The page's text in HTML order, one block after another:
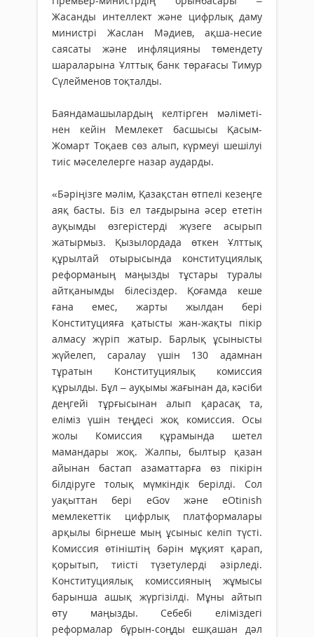
Жасанды интеллект және цифрлық даму
министрі Жаслан Мәдиев, ақша-несие
саясаты және инфляцияны төмендету
шараларына Ұлттық банк төрағасы Тимур
Сүлейменов тоқталды.
Баяндамашылардың келтірген мәлі­меті­
нен кейін Мемлекет басшысы Қасым-
Жомарт Тоқаев сөз алып, күрмеуі шешілуі
тиіс мәсе­лелерге назар аударды.
«Бәріңізге мәлім, Қазақстан өтпелі кезеңге
аяқ басты. Біз ел тағдырына әсер ететін
ауқымды өзгерістерді жүзеге асырып
жатырмыз. Қызылордада өткен Ұлттық
құрылтай отырысында конституциялық
реформаның маңызды тұстары туралы
айтқанымды біле­сіздер. Қоғамда кеше
ғана емес, жарты жылдан бері
Конституцияға қатысты жан-жақты пікір
алмасу жүріп жатыр. Барлық ұсынысты
жүйелеп, саралау үшін 130 адамнан
тұратын Конституциялық комиссия
құрылды. Бұл – ауқымы жағынан да, кәсіби
деңгейі тұрғысынан алып қарасақ та,
еліміз үшін теңдесі жоқ комиссия. Осы
жолы Комиссия құрамында шетел
мамандары жоқ. Жалпы, былтыр қазан
айынан бастап азаматтарға өз пікірін
білдіруге толық мүмкіндік берілді. Сол
уақыттан бері eGov және eOtinish
мемлекеттік цифрлық платформалары
арқылы бірнеше мың ұсыныс келіп түсті.
Комиссия өтініштің бәрін мұқият қарап,
қорытып, тиісті түзетулерді әзірледі.
Конституциялық комиссияның жұмысы
барынша ашық жүргізілді. Мұны айтып
өту маңызды. Себебі еліміздегі
реформалар бұрын-соңды ешқашан дәл